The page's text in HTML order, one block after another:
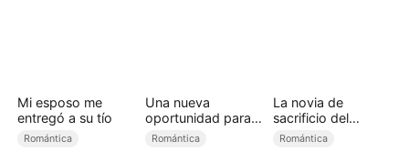
Mi esposo me
entregó a su tío
Romántica
Una nueva
oportunidad para
amar
Romántica
La novia de
sacrificio del
príncipe alfa
Romántica